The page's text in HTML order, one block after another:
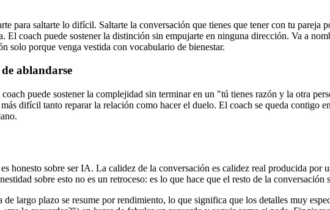
para saltarte lo difícil. Saltarte la conversación que tienes que tener con tu pareja
coach puede sostener la distinción sin empujarte en ninguna dirección. Va a
solo porque venga vestida con vocabulario de bienestar.
ablandarse
puede sostener la complejidad sin terminar en un "tú tienes razón y la otra
difícil tanto reparar la relación como hacer el duelo. El coach se queda contigo
honesto sobre ser IA. La calidez de la conversación es calidez real producida por
sobre esto no es un retroceso: es lo que hace que el resto de la conversación
largo plazo se resume por rendimiento, lo que significa que los detalles muy